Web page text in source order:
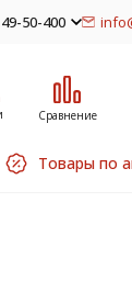
50-400
Сравнение
Товары по